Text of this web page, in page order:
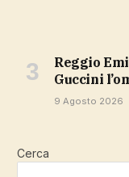
Reggio Emilia, alla mostra dedicata a
Guccini
9 Agosto 2026
Cerca